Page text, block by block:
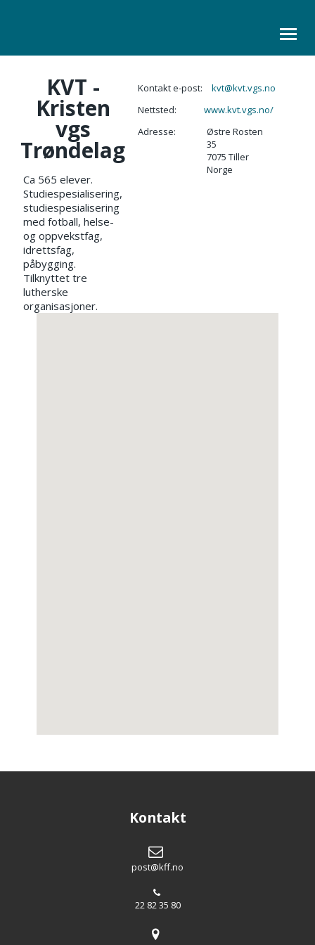
ORGANISASJON
KURS
LOVER
KONTAKT
KVT -
Kristen
vgs
Trøndelag
Ca 565 elever.
Studiespesialisering,
studiespesialisering
med fotball, helse-
og oppvekstfag,
idrettsfag,
påbygging.
Tilknyttet tre
lutherske
organisasjoner.
Kontakt e-post:
kvt@kvt.vgs.no
Nettsted:
www.kvt.vgs.no/
Adresse:
Østre Rosten
35
7075 Tiller
Norge
Kontakt
post@kff.no
22 82 35 80